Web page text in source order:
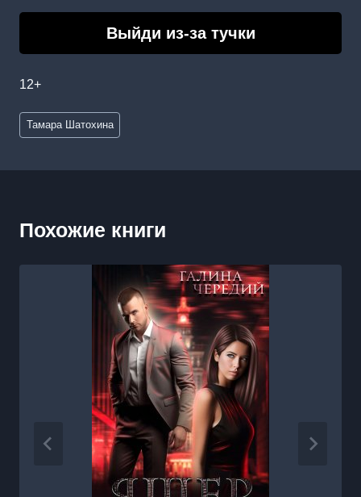
Выйди из-за тучки
12+
Метки
записи:
Тамара Шатохина
Похожие книги